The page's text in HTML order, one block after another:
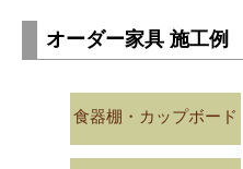
オーダー家具 施工例
食器棚・カップボード